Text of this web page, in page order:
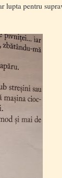
lupta pentru